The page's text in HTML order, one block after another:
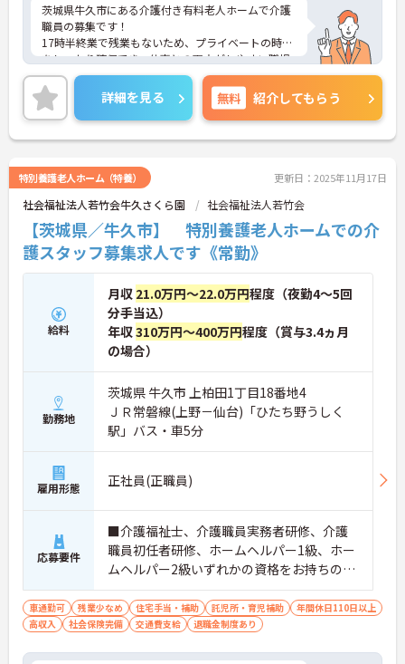
茨城県牛久市にある介護付き有料老人ホームで介護
職員の募集です！
17時半終業で残業もないため、プライベートの時間
をしっかり確保でき、仕事との両立がしやすい職場
です◎
また、週2～5日勤務OKで終業時間や日数についての
相談も可能なので、ライフスタイルに合わせた働き
方が可能です！
ご興味ある方は面接ポイントをお伝えしますので、
詳細を見る 無料 紹介してもらう
特別養護老人ホーム（特養） 更新日：2025年11月17日
社会福祉法人若竹会牛久さくら園 社会福祉法人若竹会
【茨城県／牛久市】 特別養護老人ホームでの介
護スタッフ募集求人です《常勤》
給料
月収 21.0万円～22.0万円程度（夜勤4～5回
分手当込）
年収310万円～400万円程度（賞与3.4ヵ月
の場合）
勤務地
茨城県 牛久市 上柏田1丁目18番地4
ＪＲ常磐線(上野－仙台)「ひたち野うしく
駅」バス・車5分
雇用形態 正社員(正職員)
応募要件
■介護福祉士、介護職員実務者研修、介護
職員初任者研修、ホームヘルパー1級、ホー
ムヘルパー2級いずれかの資格をお持ちの方
■老人介護経験
車通勤可 残業少なめ 住宅手当・補助 託児所・育児補助
年間休日110日以上
高収入
社会保険完備 交通費支給 退職金制度あり